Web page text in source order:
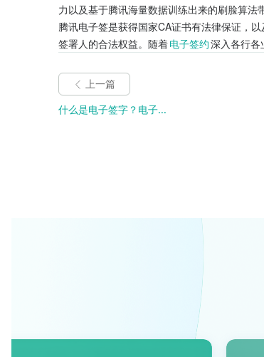
力以及基于腾讯海量数据训练出来的刷脸算法
腾讯电子签是获得国家CA证书有法律保证，
签署人的合法权益。随着电子签约深入各行各
上一篇
什么是电子签字？电子...